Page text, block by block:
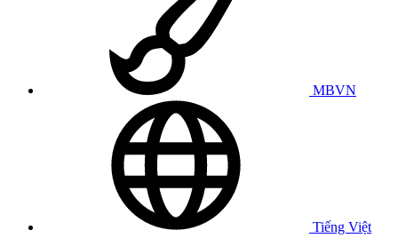
MBVN
Tiếng Việt